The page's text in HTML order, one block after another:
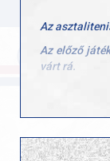
Az
Az előző
várt rá.
Extraliga-